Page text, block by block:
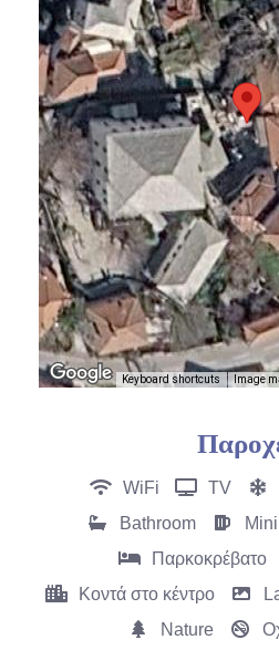
Keyboard shortcuts Image
WiFi TV
Bathroom
Παρκοκρέβατο
Κοντά στο κέντρο
Nature